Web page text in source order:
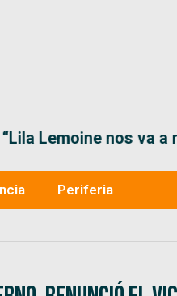
“Lila Lemoine nos va a
Periferia